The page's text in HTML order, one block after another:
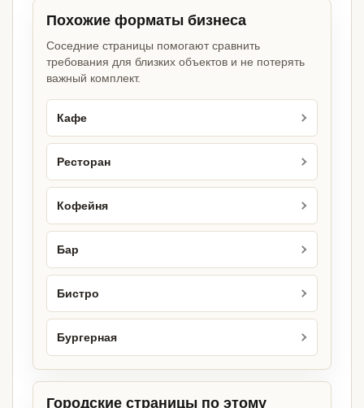
Похожие форматы бизнеса
Соседние страницы помогают сравнить
требования для близких объектов и не потерять
важный комплект.
Кафе
Ресторан
Кофейня
Бар
Бистро
Бургерная
Городские страницы по этому